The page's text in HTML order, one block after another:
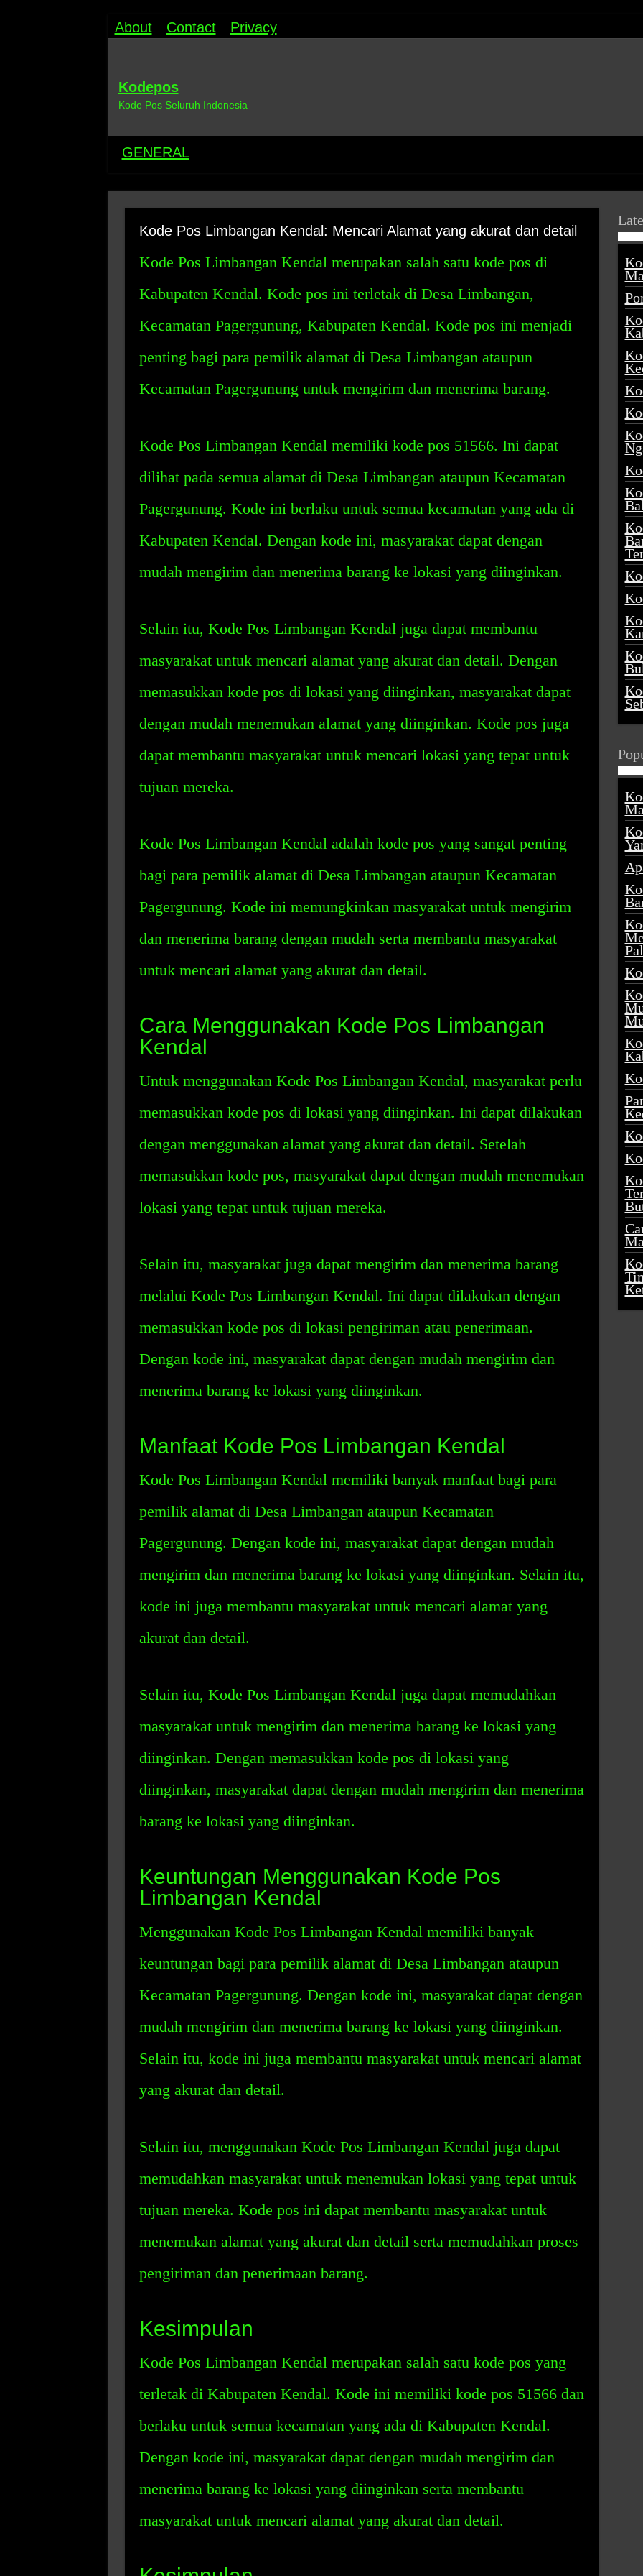
About Contact Privacy
Kodepos
Kode Pos Seluruh Indonesia
GENERAL
Kode Pos Limbangan Kendal: Mencari Alamat yang akurat dan detail
Kode Pos Limbangan Kendal merupakan salah satu kode pos di
Kabupaten Kendal. Kode pos ini terletak di Desa Limbangan,
Kecamatan Pagergunung, Kabupaten Kendal. Kode pos ini menjadi
penting bagi para pemilik alamat di Desa Limbangan ataupun
Kecamatan Pagergunung untuk mengirim dan menerima barang.
Kode Pos Limbangan Kendal memiliki kode pos 51566. Ini dapat
dilihat pada semua alamat di Desa Limbangan ataupun Kecamatan
Pagergunung. Kode ini berlaku untuk semua kecamatan yang ada di
Kabupaten Kendal. Dengan kode ini, masyarakat dapat dengan
mudah mengirim dan menerima barang ke lokasi yang diinginkan.
Selain itu, Kode Pos Limbangan Kendal juga dapat membantu
masyarakat untuk mencari alamat yang akurat dan detail. Dengan
memasukkan kode pos di lokasi yang diinginkan, masyarakat dapat
dengan mudah menemukan alamat yang diinginkan. Kode pos juga
dapat membantu masyarakat untuk mencari lokasi yang tepat untuk
tujuan mereka.
Kode Pos Limbangan Kendal adalah kode pos yang sangat penting
bagi para pemilik alamat di Desa Limbangan ataupun Kecamatan
Pagergunung. Kode ini memungkinkan masyarakat untuk mengirim
dan menerima barang dengan mudah serta membantu masyarakat
untuk mencari alamat yang akurat dan detail.
Cara Menggunakan Kode Pos Limbangan
Kendal
Untuk menggunakan Kode Pos Limbangan Kendal, masyarakat perlu
memasukkan kode pos di lokasi yang diinginkan. Ini dapat dilakukan
dengan menggunakan alamat yang akurat dan detail. Setelah
memasukkan kode pos, masyarakat dapat dengan mudah menemukan
lokasi yang tepat untuk tujuan mereka.
Selain itu, masyarakat juga dapat mengirim dan menerima barang
melalui Kode Pos Limbangan Kendal. Ini dapat dilakukan dengan
memasukkan kode pos di lokasi pengiriman atau penerimaan.
Dengan kode ini, masyarakat dapat dengan mudah mengirim dan
menerima barang ke lokasi yang diinginkan.
Manfaat Kode Pos Limbangan Kendal
Kode Pos Limbangan Kendal memiliki banyak manfaat bagi para
pemilik alamat di Desa Limbangan ataupun Kecamatan
Pagergunung. Dengan kode ini, masyarakat dapat dengan mudah
mengirim dan menerima barang ke lokasi yang diinginkan. Selain itu,
kode ini juga membantu masyarakat untuk mencari alamat yang
akurat dan detail.
Selain itu, Kode Pos Limbangan Kendal juga dapat memudahkan
masyarakat untuk mengirim dan menerima barang ke lokasi yang
diinginkan. Dengan memasukkan kode pos di lokasi yang
diinginkan, masyarakat dapat dengan mudah mengirim dan menerima
barang ke lokasi yang diinginkan.
Keuntungan Menggunakan Kode Pos
Limbangan Kendal
Menggunakan Kode Pos Limbangan Kendal memiliki banyak
keuntungan bagi para pemilik alamat di Desa Limbangan ataupun
Kecamatan Pagergunung. Dengan kode ini, masyarakat dapat dengan
mudah mengirim dan menerima barang ke lokasi yang diinginkan.
Selain itu, kode ini juga membantu masyarakat untuk mencari alamat
yang akurat dan detail.
Selain itu, menggunakan Kode Pos Limbangan Kendal juga dapat
memudahkan masyarakat untuk menemukan lokasi yang tepat untuk
tujuan mereka. Kode pos ini dapat membantu masyarakat untuk
menemukan alamat yang akurat dan detail serta memudahkan proses
pengiriman dan penerimaan barang.
Kesimpulan
Kode Pos Limbangan Kendal merupakan salah satu kode pos yang
terletak di Kabupaten Kendal. Kode ini memiliki kode pos 51566 dan
berlaku untuk semua kecamatan yang ada di Kabupaten Kendal.
Dengan kode ini, masyarakat dapat dengan mudah mengirim dan
menerima barang ke lokasi yang diinginkan serta membantu
masyarakat untuk mencari alamat yang akurat dan detail.